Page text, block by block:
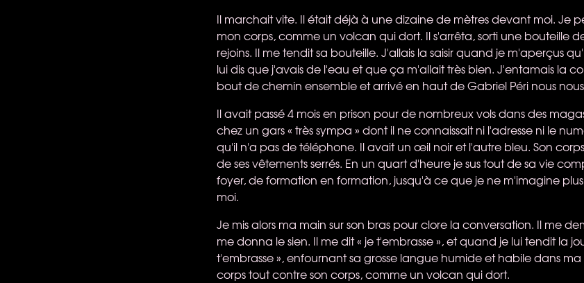
Il marchait vite. Il était déjà à une dizaine de mètres devant moi. Je
mon corps, comme un volcan qui dort. Il s'arrêta, sorti une bouteille
rejoins. Il me tendit sa bouteille. J'allais la saisir quand je m'aperçus
lui dis que j'avais de l'eau et que ça m'allait très bien. J'entamais la
bout de chemin ensemble et arrivé en haut de Gabriel Péri nous
Il avait passé 4 mois en prison pour de nombreux vols dans des
chez un gars « très sympa » dont il ne connaissait ni l'adresse ni le
qu'il n'a pas de téléphone. Il avait un œil noir et l'autre bleu. Son
de ses vêtements serrés. En un quart d'heure je sus tout de sa vie
foyer, de formation en formation, jusqu'à ce que je ne m'imagine
moi.
Je mis alors ma main sur son bras pour clore la conversation. Il me
me donna le sien. Il me dit « je t'embrasse », et quand je lui tendit la
t'embrasse », enfournant sa grosse langue humide et habile dans
corps tout contre son corps, comme un volcan qui dort.